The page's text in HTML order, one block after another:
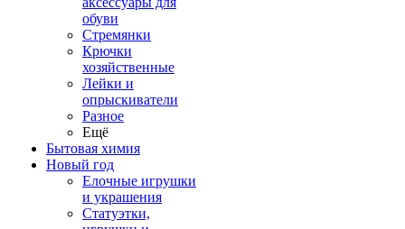
обуви
Стремянки
Крючки
хозяйственные
Лейки и
опрыскиватели
Разное
Ещё
Бытовая химия
Новый год
Елочные игрушки
и украшения
Статуэтки,